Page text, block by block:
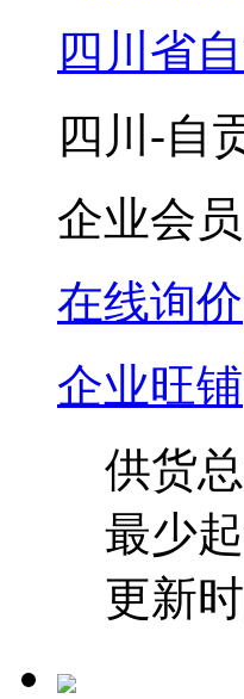
四川省
四川-自
企业会员
在线询价
企业旺铺
供货
最少
更新